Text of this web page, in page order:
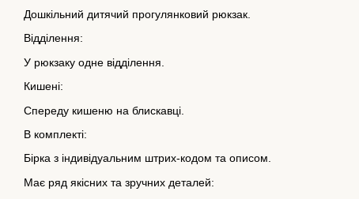
Дошкільний дитячий прогулянковий рюкзак.
Відділення:
У рюкзаку одне відділення.
Кишені:
Спереду кишеню на блискавці.
В комплекті:
Бірка з індивідуальним штрих-кодом та описом.
Має ряд якісних та зручних деталей: